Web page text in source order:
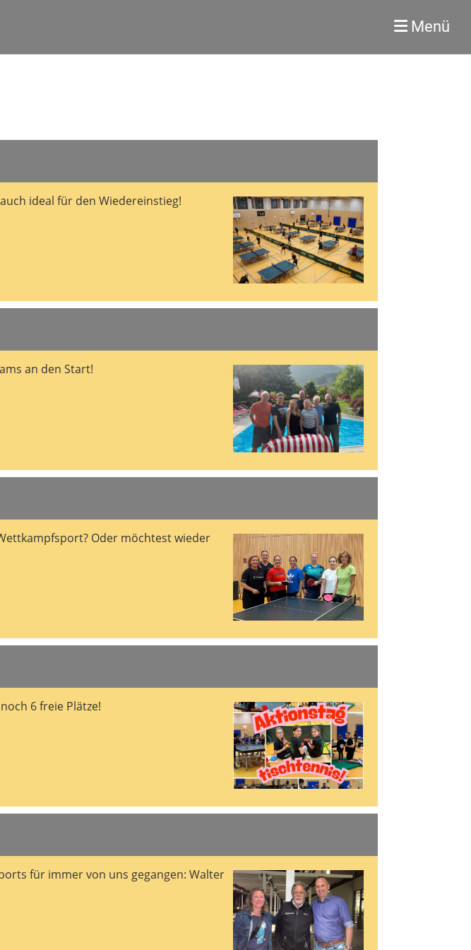
Menü
ideal für den Wiedereinstieg!
an den Start!
Oder möchtest wieder
6 freie Plätze!
für immer von uns gegangen: Walter